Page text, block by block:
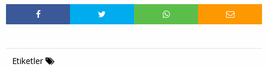
Etiketler